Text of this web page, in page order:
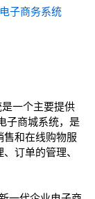
子商务系统
一个主要提供
子商城系统，是
和在线购物服
订单的管理、